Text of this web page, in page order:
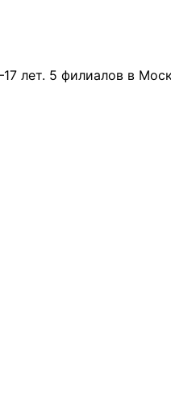
лет. 5 филиалов в